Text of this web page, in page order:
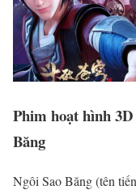
Phim hoạt hình
Băng
Ngôi Sao Băng (tên